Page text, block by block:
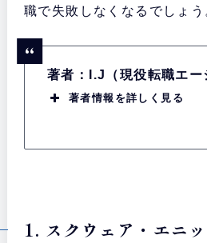
職で失敗しなくなるでしょう
著者：I.J（現役転職エー
著者情報を詳しく見る
1. スクウェア・エニ